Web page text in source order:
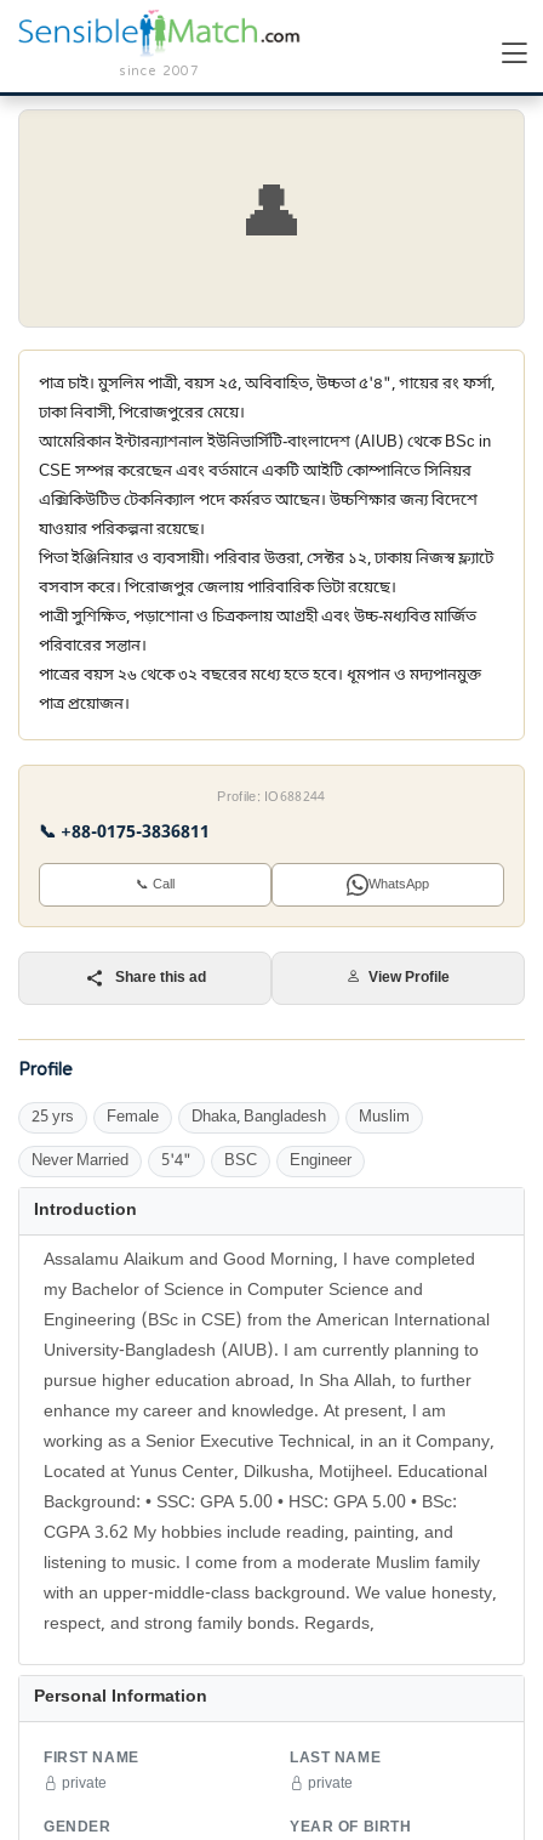
since 2007
👤
পাত্র চাই। মুসলিম পাত্রী, বয়স ২৫, অবিবাহিত, উচ্চতা ৫'৪", গায়ের রং ফর্সা,
ঢাকা নিবাসী, পিরোজপুরের মেয়ে।
আমেরিকান ইন্টারন্যাশনাল ইউনিভার্সিটি-বাংলাদেশ (AIUB) থেকে BSc in
CSE সম্পন্ন করেছেন এবং বর্তমানে একটি আইটি কোম্পানিতে সিনিয়র
এক্সিকিউটিভ টেকনিক্যাল পদে কর্মরত আছেন। উচ্চশিক্ষার জন্য বিদেশে
যাওয়ার পরিকল্পনা রয়েছে।
পিতা ইঞ্জিনিয়ার ও ব্যবসায়ী। পরিবার উত্তরা, সেক্টর ১২, ঢাকায় নিজস্ব ফ্ল্যাটে
বসবাস করে। পিরোজপুর জেলায় পারিবারিক ভিটা রয়েছে।
পাত্রী সুশিক্ষিত, পড়াশোনা ও চিত্রকলায় আগ্রহী এবং উচ্চ-মধ্যবিত্ত মার্জিত
পরিবারের সন্তান।
পাত্রের বয়স ২৬ থেকে ৩২ বছরের মধ্যে হতে হবে। ধূমপান ও মদ্যপানমুক্ত
পাত্র প্রয়োজন।
Profile: IO688244
📞 +88-0175-3836811
📞 Call WhatsApp
Share this ad View Profile
Profile
25 yrs Female Dhaka, Bangladesh Muslim
Never Married 5'4" BSC Engineer
Introduction
Assalamu Alaikum and Good Morning, I have completed
my Bachelor of Science in Computer Science and
Engineering (BSc in CSE) from the American International
University-Bangladesh (AIUB). I am currently planning to
pursue higher education abroad, In Sha Allah, to further
enhance my career and knowledge. At present, I am
working as a Senior Executive Technical, in an it Company,
Located at Yunus Center, Dilkusha, Motijheel. Educational
Background: • SSC: GPA 5.00 • HSC: GPA 5.00 • BSc:
CGPA 3.62 My hobbies include reading, painting, and
listening to music. I come from a moderate Muslim family
with an upper-middle-class background. We value honesty,
Personal Information
FIRST NAME
private
LAST NAME
private
GENDER YEAR OF BIRTH